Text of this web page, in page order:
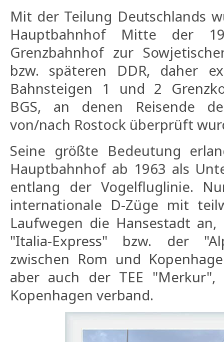
Mit der Teilung Deutschlands
Hauptbahnhof Mitte der
Grenzbahnhof zur
bzw. späteren DDR, daher
Bahnsteigen 1 und 2
BGS, an denen Reisende
von/nach Rostock überprüft
Seine größte Bedeutung
Hauptbahnhof ab 1963 als
entlang der Vogelfluglinie.
internationale D-Züge mit
Laufwegen die Hansestadt an,
"Italia-Express" bzw. der
zwischen Rom und
aber auch der TEE
Kopenhagen verband.